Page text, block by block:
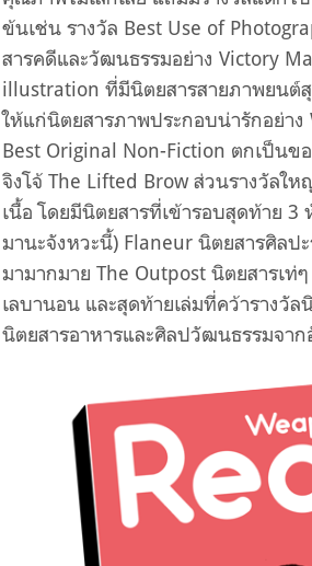
ข้นเช่น รางวัล Best Use of
สารคดีและวัฒนธรรมอย่าง Victory
illustration ที่มีนิตยสารสายภาพยนต์
ให้แก่นิตยสารภาพประกอบน่ารักอย่า
Best Original Non-Fiction ตกเป็นข
จิงโจ้ The Lifted Brow ส่วนรางวัลใ
เนื้อ โดยมีนิตยสารที่เข้ารอบสุดท้าย
มานะจังหวะนี้) Flaneur นิตยสารศิลป
มามากมาย The Outpost นิตยสารเท่
เลบานอน และสุดท้ายเล่มที่คว้ารางวั
นิตยสารอาหารและศิลปวัฒนธรรมจาก